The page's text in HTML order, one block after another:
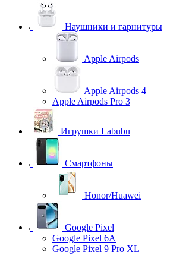
Наушники и гарнитуры
Apple Airpods
Apple Airpods 4
Apple Airpods Pro 3
Игрушки Labubu
Смартфоны
Honor/Huawei
Google Pixel
Google Pixel 6A
Google Pixel 9 Pro XL